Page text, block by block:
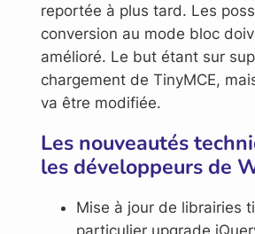
reportée à plus tard. Les
conversion au mode bloc
amélioré. Le but étant sur
chargement de TinyMCE,
va être modifiée.
Les nouveautés
les développeurs de
Mise à jour de librairies